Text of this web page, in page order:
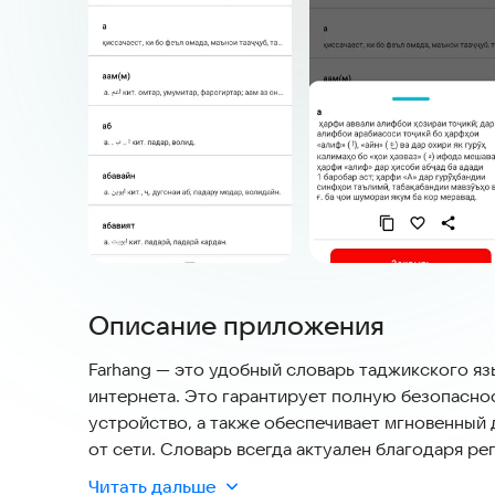
Описание приложения
Farhang — это удобный словарь таджикского
интернета. Это гарантирует полную
устройство, а также обеспечивает
от сети. Словарь всегда актуален благодаря
с подробными объяснениями.
Читать дальше